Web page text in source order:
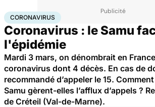
AccueilSantéMaladies Coronavirus
CORONAVIRUS
Coronavirus : le Samu
l'épidémie
Mardi 3 mars, on dénombrait en
coronavirus dont 4 décès. En cas de
recommandé d’appeler le 15.
Samu gèrent-elles l’afflux d’appels ?
de Créteil (Val-de-Marne).